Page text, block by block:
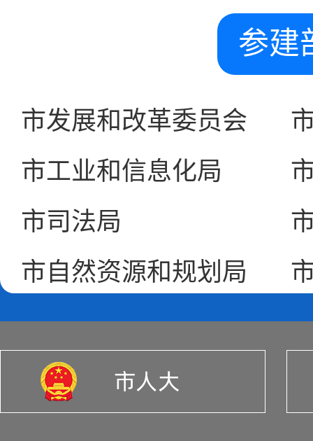
参建
市发展和改革委员会
市工业和信息化局
市司法局
市自然资源和规划局
市城市管理局
市农业农村局